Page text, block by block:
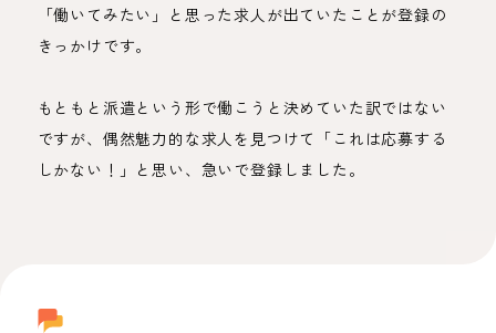
「働いてみたい」と思った求人が出ていたことが登録の
きっかけです。
もともと派遣という形で働こうと決めていた訳ではない
ですが、偶然魅力的な求人を見つけて「これは応募する
しかない！」と思い、急いで登録しました。